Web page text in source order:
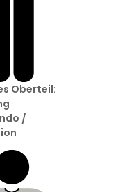
Oberteil:
/